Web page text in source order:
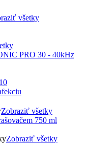
všetky
Zobraziť všetky
Zobraziť všetky